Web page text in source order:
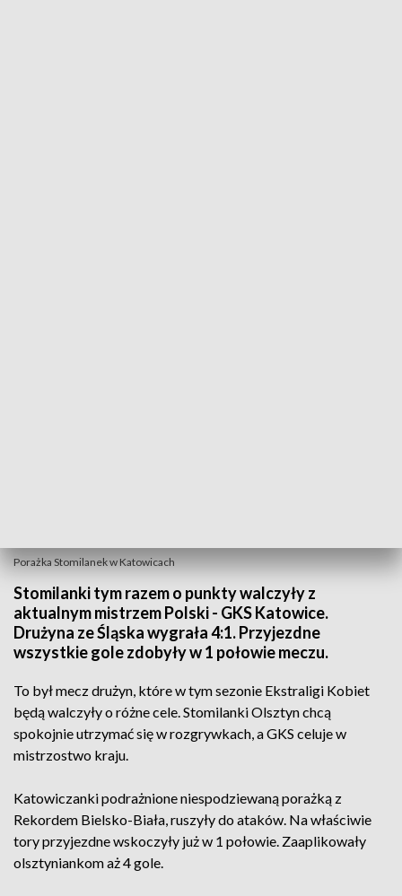
Porażka Stomilanek w Katowicach
Stomilanki tym razem o punkty walczyły z
aktualnym mistrzem Polski - GKS Katowice.
Drużyna ze Śląska wygrała 4:1. Przyjezdne
wszystkie gole zdobyły w 1 połowie meczu.
To był mecz drużyn, które w tym sezonie Ekstraligi Kobiet
będą walczyły o różne cele. Stomilanki Olsztyn chcą
spokojnie utrzymać się w rozgrywkach, a GKS celuje w
mistrzostwo kraju.
Katowiczanki podrażnione niespodziewaną porażką z
Rekordem Bielsko-Biała, ruszyły do ataków. Na właściwie
tory przyjezdne wskoczyły już w 1 połowie. Zaaplikowały
olsztyniankom aż 4 gole.